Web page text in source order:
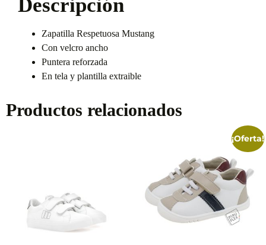
Descripción
Zapatilla Respetuosa Mustang
Con velcro ancho
Puntera reforzada
En tela y plantilla extraible
Productos relacionados
¡Oferta!